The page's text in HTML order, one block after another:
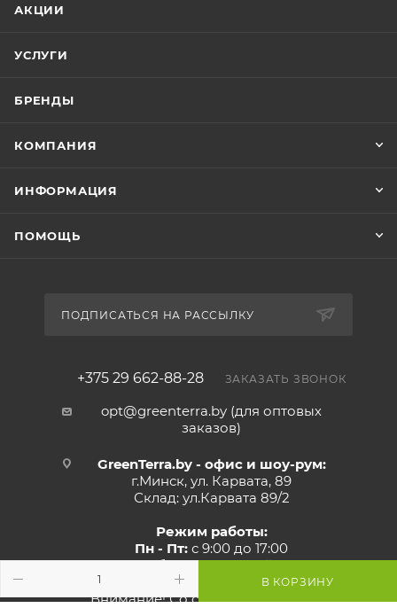
В КОРЗИНУ
АКЦИИ
УСЛУГИ
БРЕНДЫ
КОМПАНИЯ
ИНФОРМАЦИЯ
ПОМОЩЬ
ПОДПИСАТЬСЯ НА РАССЫЛКУ
+375 29 662-88-28 ЗАКАЗАТЬ ЗВОНОК
opt@greenterra.by (для оптовых
заказов)
GreenTerra.by - офис и шоу-рум:
г.Минск, ул. Карвата, 89
Склад: ул.Карвата 89/2
Режим работы:
Пн - Пт: с 9:00 до 17:00
Сб - Вс:выходной
Внимание! Со стороны ул. Карвата